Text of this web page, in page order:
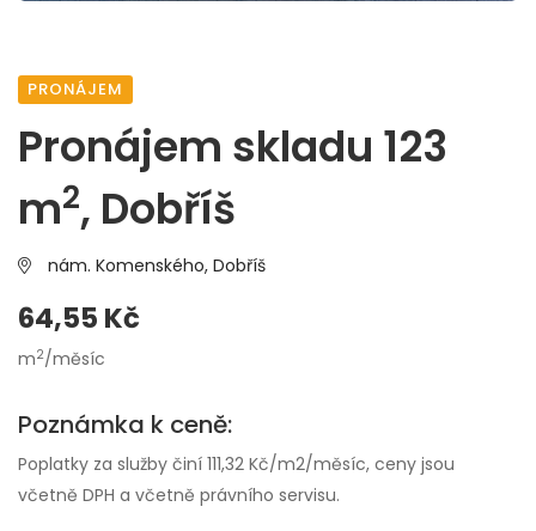
PRONÁJEM
Pronájem skladu 123
m2, Dobříš
nám. Komenského, Dobříš
64,55 Kč
m2/měsíc
Poznámka k ceně:
Poplatky za služby činí 111,32 Kč/m2/měsíc, ceny jsou
včetně DPH a včetně právního servisu.